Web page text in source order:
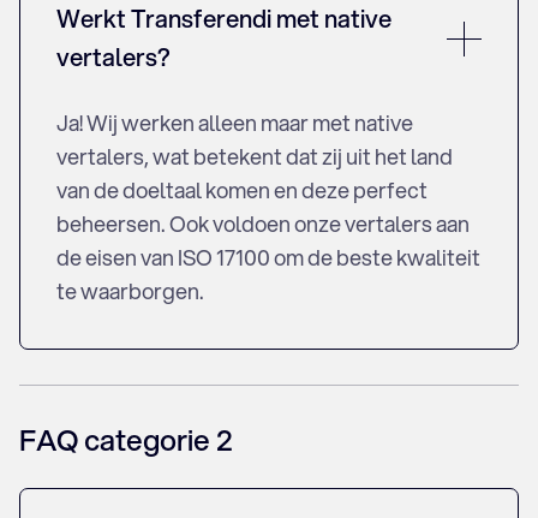
Nederlands vertaalbureau
Noors vertaalbureau
Pools vertaalbureau
Portugees vertaalbureau
Roemeens vertaalbureau
Sloveens vertaalbureau
Spaans vertaalbureau
Thais vertaalbureau
Tsjechisch vertaalbureau
Turks vertaalbureau
Zweeds vertaalbureau
Werkt Transferendi met native
vertalers?
Ja! Wij werken alleen maar met native
vertalers, wat betekent dat zij uit het land
van de doeltaal komen en deze perfect
beheersen. Ook voldoen onze vertalers aan
de eisen van ISO 17100 om de beste kwaliteit
te waarborgen.
FAQ categorie 2